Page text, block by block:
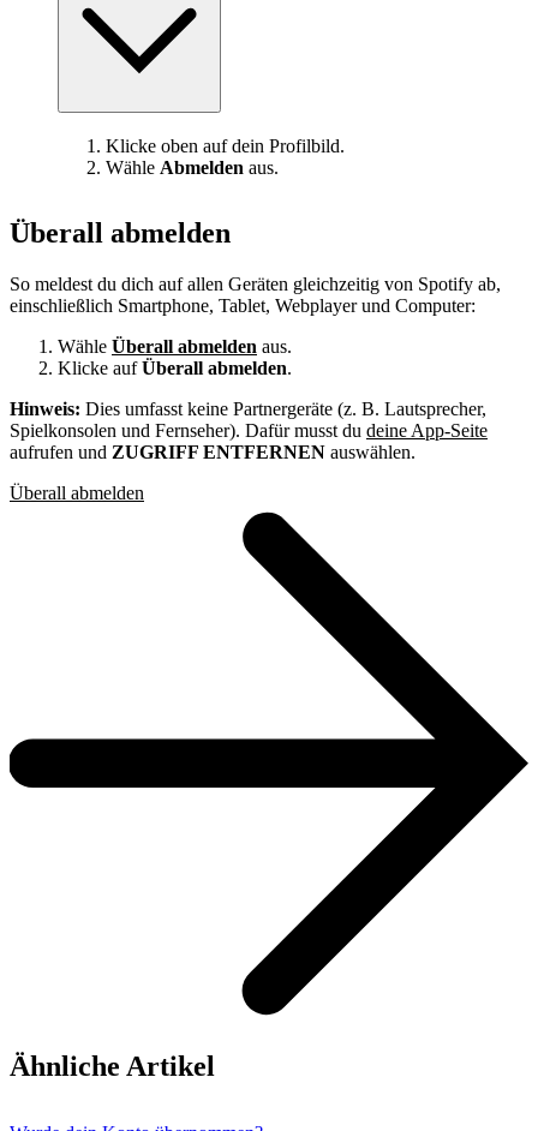
Klicke oben auf dein Profilbild.
Wähle Abmelden aus.
Überall abmelden
So meldest du dich auf allen Geräten gleichzeitig von Spotify ab,
einschließlich Smartphone, Tablet, Webplayer und Computer:
Wähle Überall abmelden aus.
Klicke aufÜberall abmelden.
Hinweis: Dies umfasst keine Partnergeräte (z. B. Lautsprecher,
Spielkonsolen und Fernseher). Dafür musst du deine App-Seite
aufrufen und ZUGRIFF ENTFERNEN auswählen.
Überall abmelden
Ähnliche Artikel